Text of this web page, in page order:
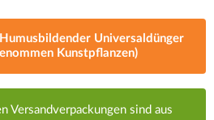
Universaldünger
Kunstpflanzen)
Versandverpackungen sind aus